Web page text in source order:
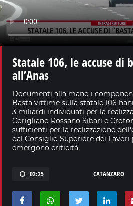
Statale 106, le accuse di
all’Anas
Documenti alla mano i
Basta vittime sulla statale 106
3 miliardi individuati per la
Corigliano Rossano Sibari e
sufficienti per la realizzazione
dal Consiglio Superiore dei
emergono criticità.
02:25 CATANZARO